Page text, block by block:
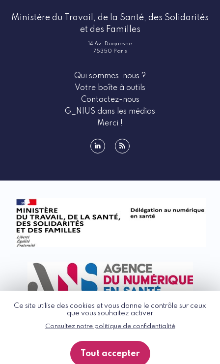
Ce site utilise des cookies et vous donne le contrôle sur ceux
que vous souhaitez activer
Consultez notre politique de confidentialité
Tout accepter
Ministère du Travail, de la Santé, des Solidarités
et des Familles
14 Av. Duquesne
75350 Paris
Qui sommes-nous ?
Votre boîte à outils
Contactez-nous
G_NIUS dans les médias
Merci !
© G_NIUS 2026
Politique de confidentialité